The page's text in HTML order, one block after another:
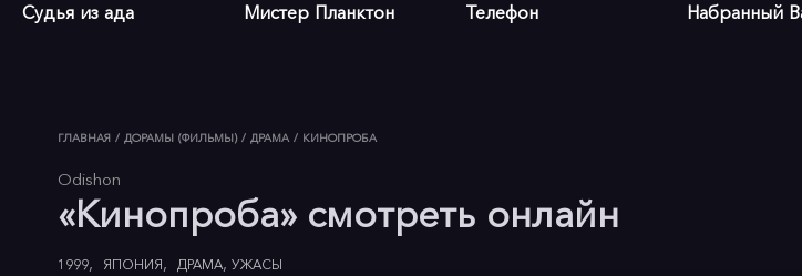
Судья из ада Мистер Планктон Телефон
ГЛАВНАЯ / ДОРАМЫ (ФИЛЬМЫ) / ДРАМА / КИНОПРОБА
Odishon
«Кинопроба» смотреть онлайн
1999 ЯПОНИЯ ДРАМА УЖАСЫ